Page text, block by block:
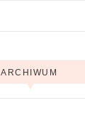
ARCHIWUM